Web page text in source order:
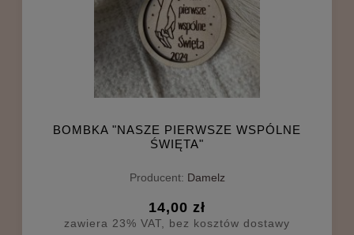
BOMBKA "NASZE PIERWSZE WSPÓLNE
ŚWIĘTA"
Producent: Damelz
14,00 zł
zawiera 23% VAT, bez kosztów dostawy